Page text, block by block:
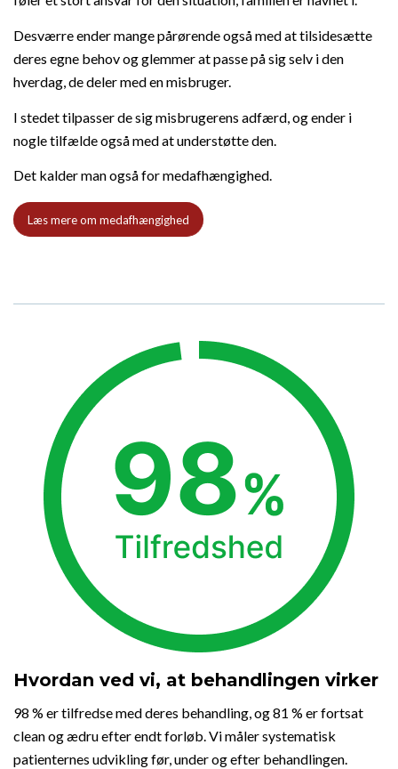
Desværre ender mange pårørende også med at tilsidesætte
deres egne behov og glemmer at passe på sig selv i den
hverdag, de deler med en misbruger.
I stedet tilpasser de sig misbrugerens adfærd, og ender i
nogle tilfælde også med at understøtte den.
Det kalder man også for medafhængighed.
Læs mere om medafhængighed
Hvordan ved vi, at behandlingen virker
98 % er tilfredse med deres behandling, og 81 % er fortsat
clean og ædru efter endt forløb. Vi måler systematisk
patienternes udvikling før, under og efter behandlingen.